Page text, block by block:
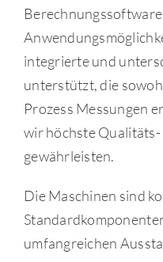
integrierte und
unterstützt, die
Prozess Messungen
wir höchste
gewährleisten.
Die Maschinen sind
umfangreichen